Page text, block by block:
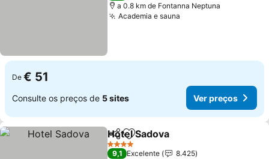
a 0.8 km de Fontanna Neptuna
Academia e sauna
De € 51
Consulte os preços de 5 sites Ver preços
PartilharAdicionar aos favoritos
Hotel Sadova
4 Estrelas
9,1 Excelente
8.425